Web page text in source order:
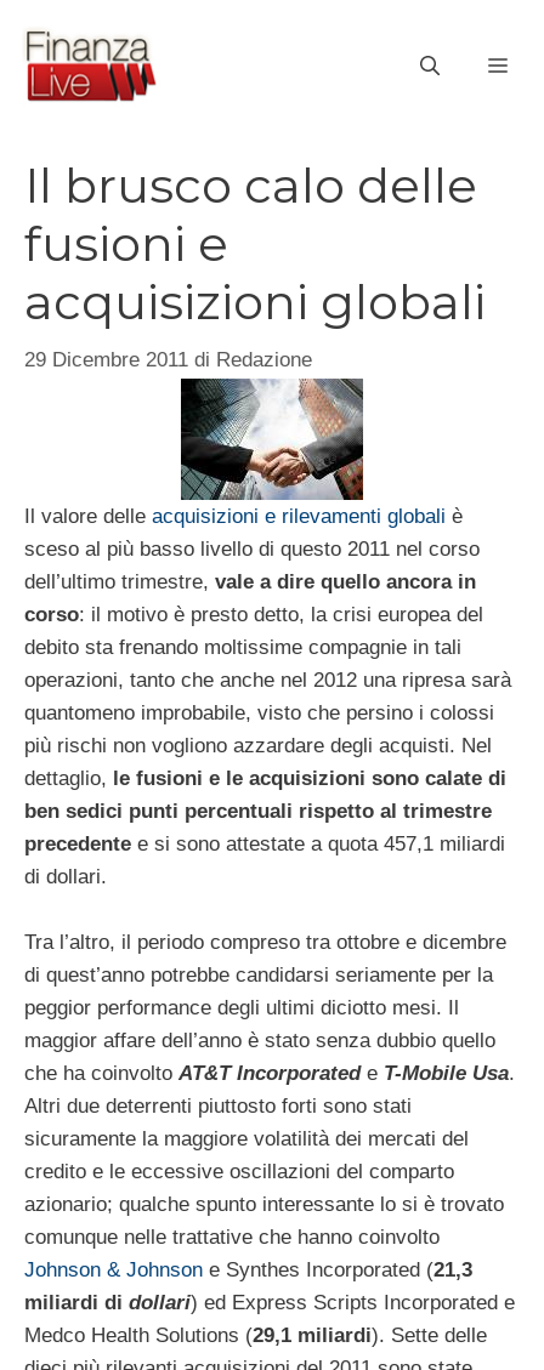
contenuto
Il brusco calo delle
fusioni e
acquisizioni globali
29 Dicembre 2011 di Redazione
Il valore delle acquisizioni e rilevamenti globali è
sceso al più basso livello di questo 2011 nel corso
dell’ultimo trimestre, vale a dire quello ancora in
corso: il motivo è presto detto, la crisi europea del
debito sta frenando moltissime compagnie in tali
operazioni, tanto che anche nel 2012 una ripresa sarà
quantomeno improbabile, visto che persino i colossi
più rischi non vogliono azzardare degli acquisti. Nel
dettaglio, le fusioni e le acquisizioni sono calate di
ben sedici punti percentuali rispetto al trimestre
precedente e si sono attestate a quota 457,1 miliardi
di dollari.
Tra l’altro, il periodo compreso tra ottobre e dicembre
di quest’anno potrebbe candidarsi seriamente per la
peggior performance degli ultimi diciotto mesi. Il
maggior affare dell’anno è stato senza dubbio quello
che ha coinvolto AT&T Incorporated e T-Mobile Usa.
Altri due deterrenti piuttosto forti sono stati
sicuramente la maggiore volatilità dei mercati del
credito e le eccessive oscillazioni del comparto
azionario; qualche spunto interessante lo si è trovato
comunque nelle trattative che hanno coinvolto
Johnson & Johnson e Synthes Incorporated (21,3
miliardi di dollari) ed Express Scripts Incorporated e
Medco Health Solutions (29,1 miliardi). Sette delle